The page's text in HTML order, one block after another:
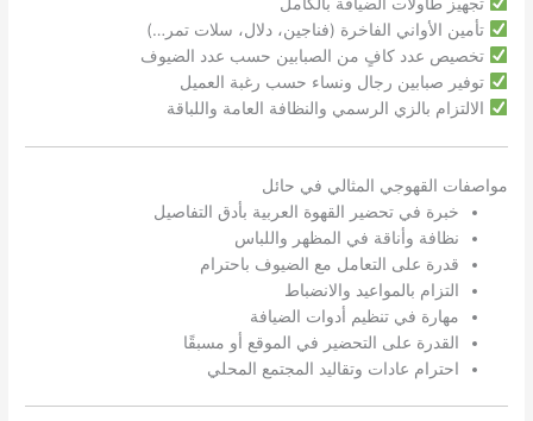
تأمين الأواني الفاخرة (فناجين، دلال، سلات تمر…)
تخصيص عدد كافٍ من الصبابين حسب عدد الضيوف
توفير صبابين رجال ونساء حسب رغبة العميل
الالتزام بالزي الرسمي والنظافة العامة واللباقة
مواصفات القهوجي المثالي في حائل
خبرة في تحضير القهوة العربية بأدق التفاصيل
نظافة وأناقة في المظهر واللباس
قدرة على التعامل مع الضيوف باحترام
التزام بالمواعيد والانضباط
مهارة في تنظيم أدوات الضيافة
القدرة على التحضير في الموقع أو مسبقًا
احترام عادات وتقاليد المجتمع المحلي